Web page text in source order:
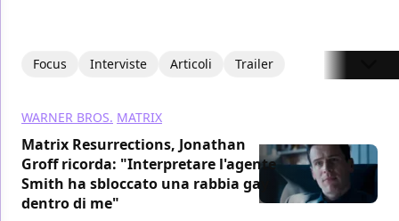
Focus Interviste Articoli Trailer
WARNER BROS. MATRIX
Matrix Resurrections, Jonathan
Groff ricorda: "Interpretare l'agente
Smith ha sbloccato una rabbia gay
dentro di me"